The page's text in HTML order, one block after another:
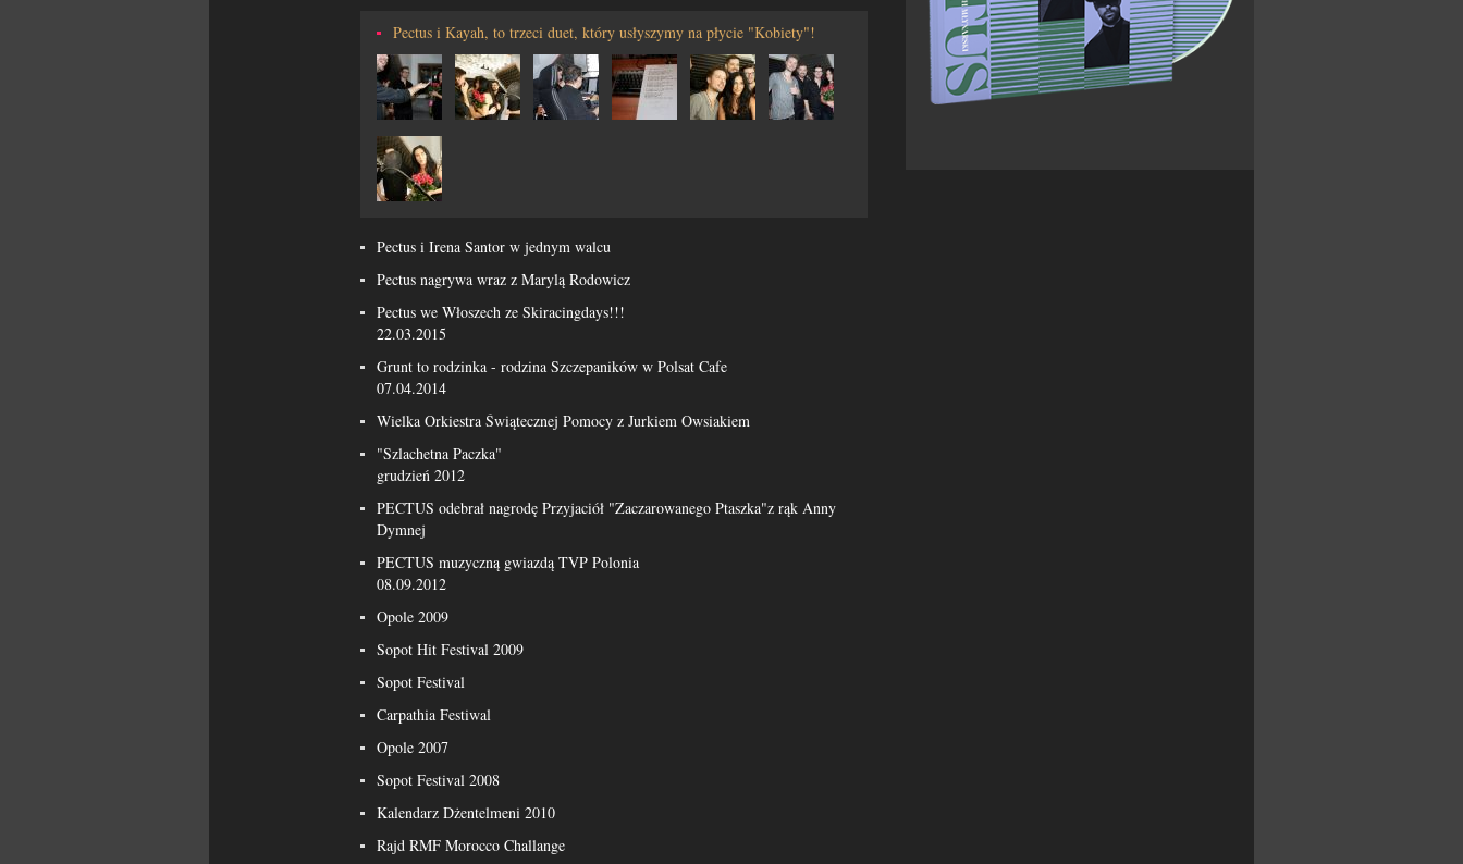
Pectus i Kayah, to trzeci duet, który usłyszymy na płycie "Kobiety"!
Pectus i Irena Santor w jednym walcu
Pectus nagrywa wraz z Marylą Rodowicz
Pectus we Włoszech ze Skiracingdays!!!
22.03.2015
Grunt to rodzinka - rodzina Szczepaników w Polsat Cafe
07.04.2014
Wielka Orkiestra Świątecznej Pomocy z Jurkiem Owsiakiem
"Szlachetna Paczka"
grudzień 2012
PECTUS odebrał nagrodę Przyjaciół "Zaczarowanego Ptaszka"z rąk Anny
Dymnej
PECTUS muzyczną gwiazdą TVP Polonia
08.09.2012
Opole 2009
Sopot Hit Festival 2009
Sopot Festival
Carpathia Festiwal
Opole 2007
Sopot Festival 2008
Kalendarz Dżentelmeni 2010
Rajd RMF Morocco Challange